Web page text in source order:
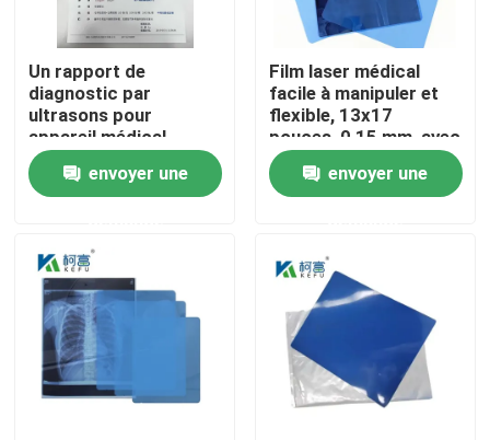
Visite d'usine
Contrôle de la qualité
Contact
Tous les cas
X médical Ray Film
Un rapport de
diagnostic par
ultrasons pour
appareil médical
envoyer une
Film laser médical
facile à manipuler et
flexible, 13x17
pouces, 0,15 mm, avec
une surface lisse et
résistante à la flexion
envoyer une